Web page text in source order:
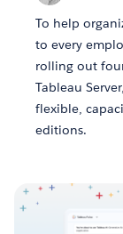
To help
to every
rolling out
Tableau
flexible,
editions.